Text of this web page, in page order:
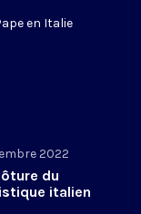
en Italie
2022
du
italien